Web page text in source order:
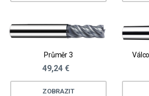
Průměr 3
49,24 €
ZOBRAZIT